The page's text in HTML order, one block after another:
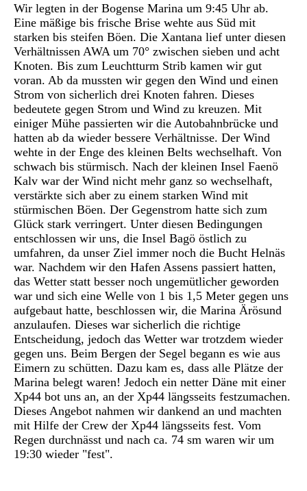
Wir legten in der Bogense Marina um 9:45 Uhr ab.
Eine mäßige bis frische Brise wehte aus Süd mit
starken bis steifen Böen. Die Xantana lief unter diesen
Verhältnissen AWA um 70° zwischen sieben und acht
Knoten. Bis zum Leuchtturm Strib kamen wir gut
voran. Ab da mussten wir gegen den Wind und einen
Strom von sicherlich drei Knoten fahren. Dieses
bedeutete gegen Strom und Wind zu kreuzen. Mit
einiger Mühe passierten wir die Autobahnbrücke und
hatten ab da wieder bessere Verhältnisse. Der Wind
wehte in der Enge des kleinen Belts wechselhaft. Von
schwach bis stürmisch. Nach der kleinen Insel Faenö
Kalv war der Wind nicht mehr ganz so wechselhaft,
verstärkte sich aber zu einem starken Wind mit
stürmischen Böen. Der Gegenstrom hatte sich zum
Glück stark verringert. Unter diesen Bedingungen
entschlossen wir uns, die Insel Bagö östlich zu
umfahren, da unser Ziel immer noch die Bucht Helnäs
war. Nachdem wir den Hafen Assens passiert hatten,
das Wetter statt besser noch ungemütlicher geworden
war und sich eine Welle von 1 bis 1,5 Meter gegen uns
aufgebaut hatte, beschlossen wir, die Marina Ärösund
anzulaufen. Dieses war sicherlich die richtige
Entscheidung, jedoch das Wetter war trotzdem wieder
gegen uns. Beim Bergen der Segel begann es wie aus
Eimern zu schütten. Dazu kam es, dass alle Plätze der
Marina belegt waren! Jedoch ein netter Däne mit einer
Xp44 bot uns an, an der Xp44 längsseits festzumachen.
Dieses Angebot nahmen wir dankend an und machten
mit Hilfe der Crew der Xp44 längsseits fest. Vom
Regen durchnässt und nach ca. 74 sm waren wir um
19:30 wieder "fest".